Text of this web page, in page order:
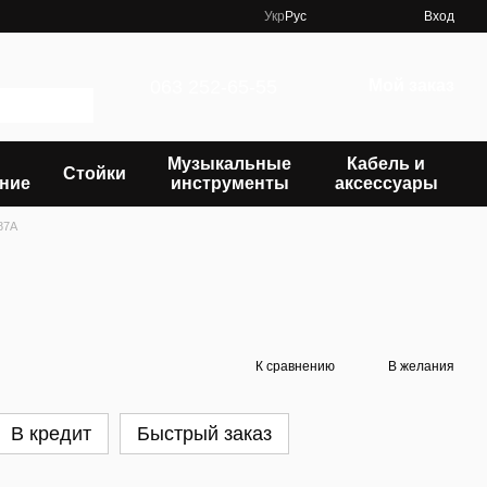
Укр Рус Вход
Стойки
Музыкальные
инструменты
Кабель и
аксессуары
К сравнению В желания
В кредит Быстрый заказ